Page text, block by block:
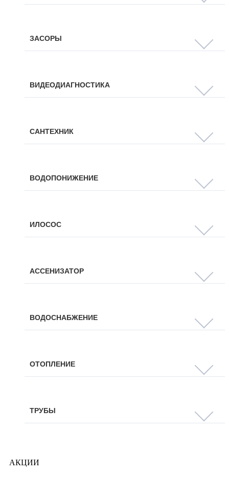
ЗАСОРЫ
ВИДЕОДИАГНОСТИКА
САНТЕХНИК
ВОДОПОНИЖЕНИЕ
ИЛОСОС
АССЕНИЗАТОР
ВОДОСНАБЖЕНИЕ
ОТОПЛЕНИЕ
ТРУБЫ
АКЦИИ